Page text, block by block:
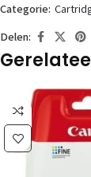
Categorie:
Delen: